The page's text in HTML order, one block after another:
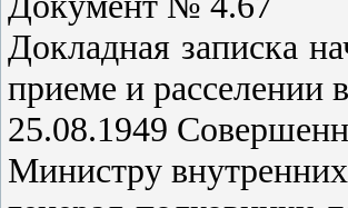
Докладная записка
приеме и
25.08.1949
Министру